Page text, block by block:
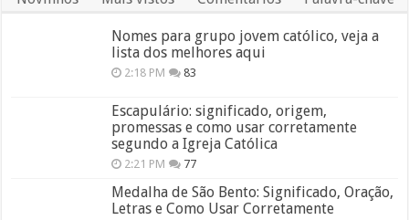
Nomes para grupo jovem católico, veja a
lista dos melhores aqui
2:18 PM 83
Escapulário: significado, origem,
promessas e como usar corretamente
segundo a Igreja Católica
2:21 PM 77
Medalha de São Bento: Significado, Oração,
Letras e Como Usar Corretamente